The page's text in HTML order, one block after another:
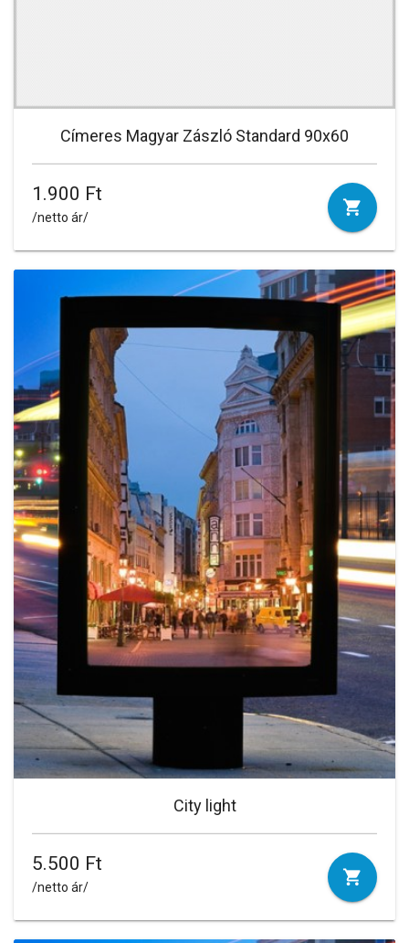
Címeres Magyar Zászló Standard 90x60
1.900 Ft
/netto ár/
City light
5.500 Ft
/netto ár/